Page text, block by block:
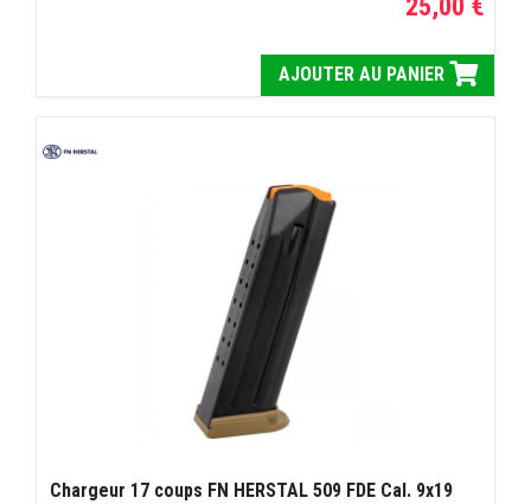
25,00 €
AJOUTER AU PANIER
Chargeur 17 coups FN HERSTAL 509 FDE Cal. 9x19